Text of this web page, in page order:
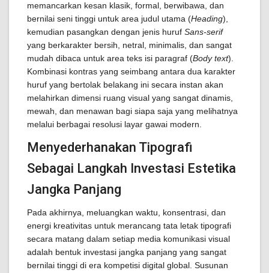
memancarkan kesan klasik, formal, berwibawa, dan
bernilai seni tinggi untuk area judul utama (Heading),
kemudian pasangkan dengan jenis huruf Sans-serif
yang berkarakter bersih, netral, minimalis, dan sangat
mudah dibaca untuk area teks isi paragraf (Body text).
Kombinasi kontras yang seimbang antara dua karakter
huruf yang bertolak belakang ini secara instan akan
melahirkan dimensi ruang visual yang sangat dinamis,
mewah, dan menawan bagi siapa saja yang melihatnya
melalui berbagai resolusi layar gawai modern.
Menyederhanakan Tipografi
Sebagai Langkah Investasi Estetika
Jangka Panjang
Pada akhirnya, meluangkan waktu, konsentrasi, dan
energi kreativitas untuk merancang tata letak tipografi
secara matang dalam setiap media komunikasi visual
adalah bentuk investasi jangka panjang yang sangat
bernilai tinggi di era kompetisi digital global. Susunan